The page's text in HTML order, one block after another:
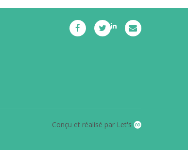
Conçu et réalisé par Let's